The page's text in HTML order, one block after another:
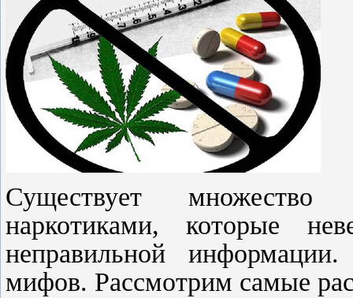
Существует множество
наркотиками, которые
неправильной
мифов. Рассмотрим самые